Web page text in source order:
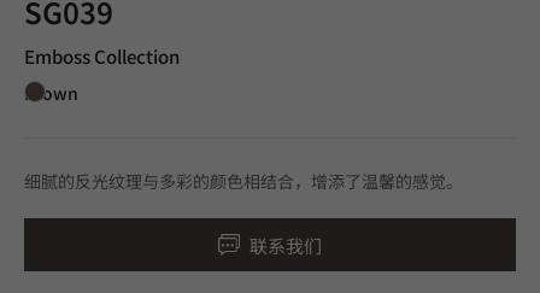
SG039
Emboss Collection
Brown
细腻的反光纹理与多彩的颜色相结合，增添了温馨的感觉。
联系我们